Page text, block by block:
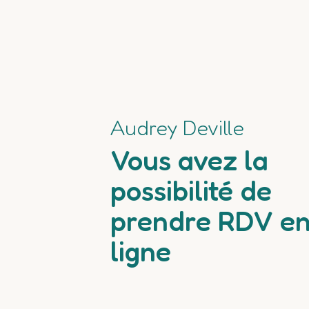
Audrey Deville
Vous avez la
possibilité de
prendre RDV
ligne